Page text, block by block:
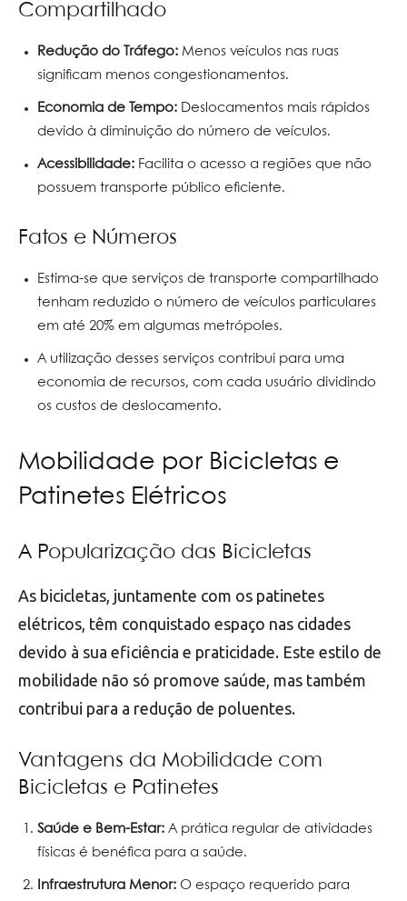
Compartilhado
Redução do Tráfego: Menos veículos nas ruas
significam menos congestionamentos.
Economia de Tempo: Deslocamentos mais rápidos
devido à diminuição do número de veículos.
Acessibilidade: Facilita o acesso a regiões que não
possuem transporte público eficiente.
Fatos e Números
Estima-se que serviços de transporte compartilhado
tenham reduzido o número de veículos particulares
em até 20% em algumas metrópoles.
A utilização desses serviços contribui para uma
economia de recursos, com cada usuário dividindo
os custos de deslocamento.
Mobilidade por Bicicletas e
Patinetes Elétricos
A Popularização das Bicicletas
As bicicletas, juntamente com os patinetes
elétricos, têm conquistado espaço nas cidades
devido à sua eficiência e praticidade. Este estilo de
mobilidade não só promove saúde, mas também
contribui para a redução de poluentes.
Vantagens da Mobilidade com
Bicicletas e Patinetes
Saúde e Bem-Estar: A prática regular de atividades
físicas é benéfica para a saúde.
Infraestrutura Menor: O espaço requerido para